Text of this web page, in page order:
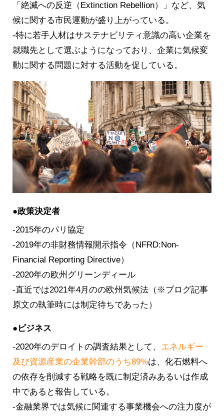
「絶滅への反逆（Extinction Rebellion）」など、気
候に関する市民運動が盛り上がっている。
-特に若手人材はサステナビリティ意識の高い企業を
就職先として選ぶようになっており、企業に気候変
動に関する問題に対する活動を促している。
●政策決定者
-2015年のパリ協定
-2019年の非財務情報開示指令（NFRD:Non-
Financial Reporting Directive）
-2020年の欧州グリーンディール
-直近では2021年4月のの欧州気候法（※ブログ記事
原文の執筆時には制定待ちであった）
●ビジネス
-2020年のデロイトの調査結果として、 エネルギー
及び資源産業の企業幹部のうち89%は、化石燃料へ
の依存を削減する戦略を既に制定済みあるいは作成
中であると報告している。
-金融業界では気候に関連する事業機会への注力度が